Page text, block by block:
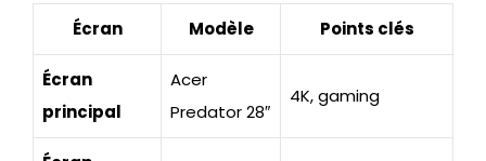
Écran Modèle Points clés
Écran
principal
Acer
Predator 28″
4K, gaming